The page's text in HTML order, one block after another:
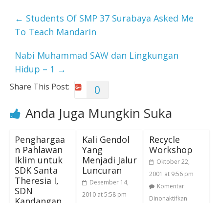
← Students Of SMP 37 Surabaya Asked Me
To Teach Mandarin
Nabi Muhammad SAW dan Lingkungan
Hidup – 1 →
Share This Post: 0
Anda Juga Mungkin Suka
Penghargaa
n Pahlawan
Iklim untuk
SDK Santa
Theresia I,
SDN
Kali Gendol
Yang
Menjadi Jalur
Luncuran
Desember 14,
2010 at 5:58 pm
Recycle
Workshop
Oktober 22,
2001 at 9:56 pm
Komentar
Dinonaktifkan